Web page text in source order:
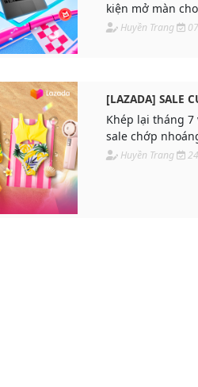
kiện mở màn
Huyền Trang
[LAZADA] SALE
Khép lại tháng
sale chớp
Huyền Trang